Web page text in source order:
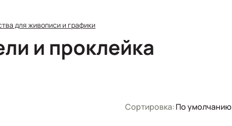
для живописи и графики
и проклейка
Сортировка:По умолчанию